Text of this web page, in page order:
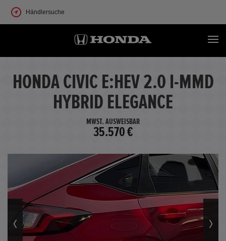
Händlersuche
HONDA CIVIC E:HEV 2.0 I-MMD
HYBRID ELEGANCE
MWST. AUSWEISBAR
35.570 €